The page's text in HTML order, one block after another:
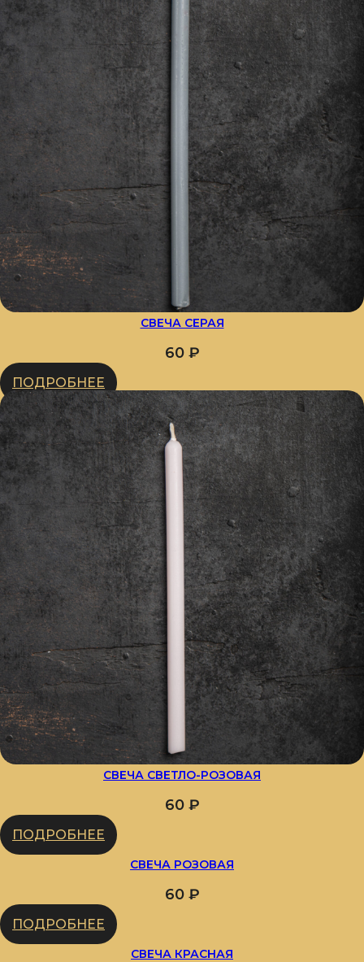
СВЕЧА СЕРАЯ
60 ₽
ПОДРОБНЕЕ
СВЕЧА СВЕТЛО-РОЗОВАЯ
60 ₽
ПОДРОБНЕЕ
СВЕЧА РОЗОВАЯ
60 ₽
ПОДРОБНЕЕ
СВЕЧА КРАСНАЯ